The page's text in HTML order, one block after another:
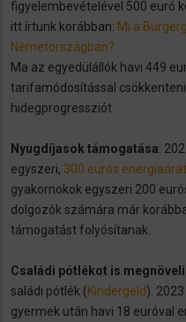
figyelembevételével 500 euró
itt írtunk korábban: Mi a
Németországban?
Ma az egyedülállók havi 449
tarifamódosítással
hidegprogressziót.
Nyugdíjasok támogatása:
egyszeri, 300 eurós
gyakornokok egyszeri 200
dolgozók számára már
támogatást folyósítanak.
Családi pótlékot is
saládi pótlék (Kindergeld).
gyermek után havi 18 euróval